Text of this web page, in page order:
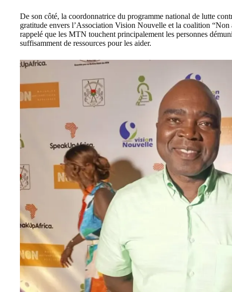
De son côté, la coordonnatrice du programme national de lutte
gratitude envers l’Association Vision Nouvelle et la coalition
rappelé que les MTN touchent principalement les personnes
suffisamment de ressources pour les aider.